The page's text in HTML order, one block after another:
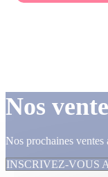
Nos
Nos prochaines ventes
INSCRIVEZ-VOUS